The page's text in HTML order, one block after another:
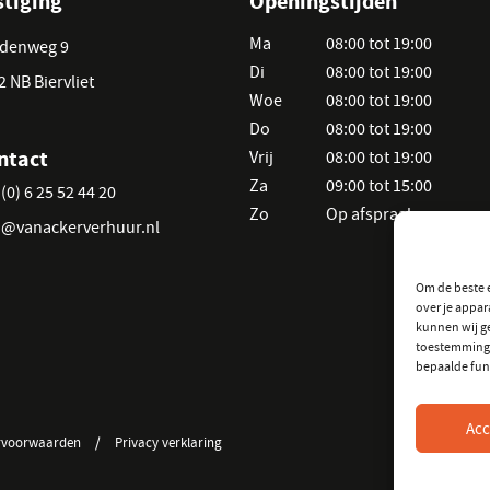
Om de
over je
kunnen wij
bepaalde
9
NB Biervliet
6 25 52 44 20
Ma
Di
Woe
Do
Vrij
Za
Zo
08:00 tot 19:00
08:00 tot 19:00
08:00 tot 19:00
08:00 tot 19:00
08:00 tot 19:00
09:00 tot 15:00
Op afspraak
/ Privacy verklaring